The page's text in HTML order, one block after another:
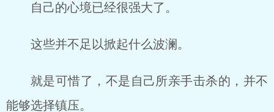
自己的心境已经很强大了。
这些并不足以掀起什么波澜。
就是可惜了，不是自己所亲手击杀的，并不
能够选择镇压。